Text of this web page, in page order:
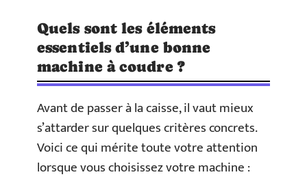
Quels sont les éléments
essentiels d’une bonne
machine à coudre ?
Avant de passer à la caisse, il vaut mieux
s’attarder sur quelques critères concrets.
Voici ce qui mérite toute votre attention
lorsque vous choisissez votre machine :